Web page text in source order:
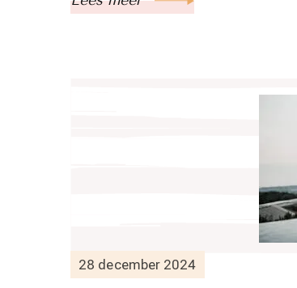
28 december 2024